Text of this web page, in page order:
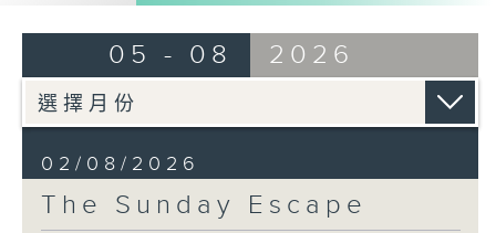
05 - 08 2026
02/08/2026
The Sunday Escape